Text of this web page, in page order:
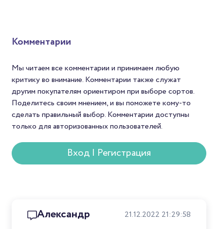
провинции, тем меньше
как единый чайный регион.
мулом рядом.
Комментарии
Мы читаем все комментарии и принимаем любую
критику во внимание. Комментарии также служат
другим покупателям ориентиром при выборе сортов.
Поделитесь своим мнением, и вы поможете кому-то
сделать правильный выбор. Комментарии доступны
только для авторизованных пользователей.
Вход | Регистрация
Александр 21.12.2022 21:29:58